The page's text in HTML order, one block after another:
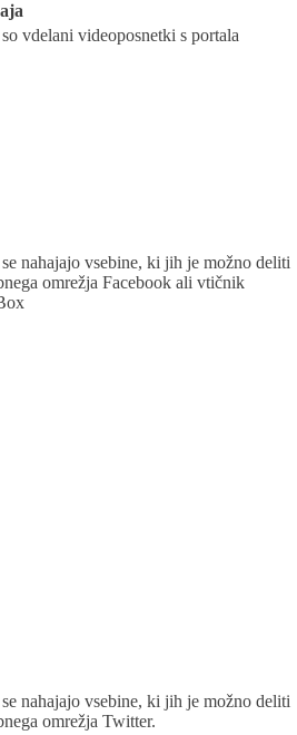
vdelani videoposnetki s portala
nahajajo vsebine, ki jih je možno deliti
omrežja Facebook ali vtičnik
nahajajo vsebine, ki jih je možno deliti
omrežja Twitter.